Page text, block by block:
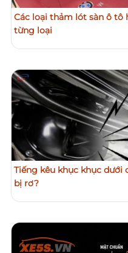
Các loại thảm lót sàn ô tô
từng loại
Tiếng kêu khục khục dưới
bị rơ?